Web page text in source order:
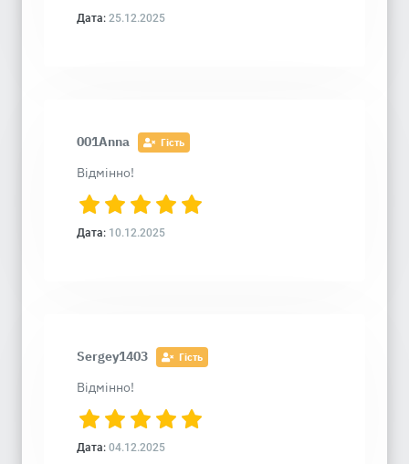
Дата: 25.12.2025
001Anna Гість
Відмінно!
Дата: 10.12.2025
Sergey1403 Гість
Відмінно!
Дата: 04.12.2025